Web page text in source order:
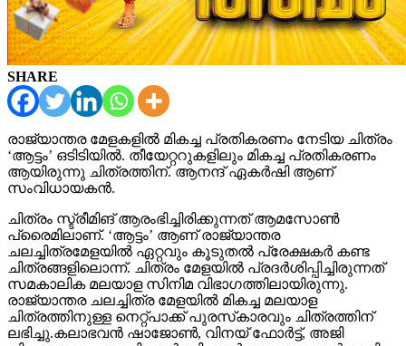
SHARE
രാജ്യാന്തര മേളകളിൽ മികച്ച പ്രതികരണം നേടിയ ചിത്രം
‘ആട്ടം’ ഒടിടിയിൽ. തീയേറ്ററുകളിലും മികച്ച പ്രതികരണം
ആയിരുന്നു ചിത്രത്തിന്. ആനന്ദ് ഏകർഷി ആണ്
സംവിധായകൻ.
ചിത്രം സ്ട്രീമിങ് ആരംഭിച്ചിരിക്കുന്നത് ആമസോൺ
പ്രൈമിലാണ്. ‘ആട്ടം’ ആണ് രാജ്യാന്തര
ചലച്ചിത്രമേളയിൽ ഏറ്റവും കൂടുതൽ പ്രേക്ഷകർ കണ്ട
ചിത്രങ്ങളിലൊന്ന്. ചിത്രം മേളയിൽ പ്രദർശിപ്പിച്ചിരുന്നത്
സമകാലിക മലയാള സിനിമ വിഭാഗത്തിലായിരുന്നു.
രാജ്യാന്തര ചലച്ചിത്ര മേളയിൽ മികച്ച മലയാള
ചിത്രത്തിനുള്ള നെറ്റ്പാക്ക് പുരസ്‌കാരവും ചിത്രത്തിന്
ലഭിച്ചു.കലാഭവൻ ഷാജോൺ, വിനയ് ഫോർട്ട്, അജി